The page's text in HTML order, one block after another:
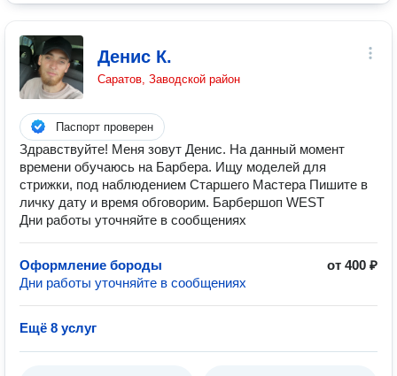
Денис К.
Саратов, Заводской район
Паспорт проверен
Здравствуйте! Меня зовут Денис. На данный момент
времени обучаюсь на Барбера. Ищу моделей для
стрижки, под наблюдением Старшего Мастера Пишите в
личку дату и время обговорим. Барбершоп WEST
Дни работы уточняйте в сообщениях
Оформление бороды
от 400 ₽
Дни работы уточняйте в сообщениях
Ещё 8 услуг